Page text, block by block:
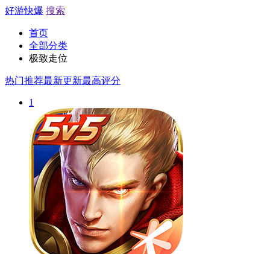
好游快爆 搜索
首页
全部分类
极致走位
热门推荐最新更新最高评分
1